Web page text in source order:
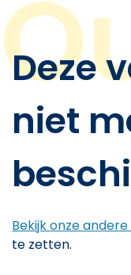
Deze
niet
Bekijk onze
te zetten.